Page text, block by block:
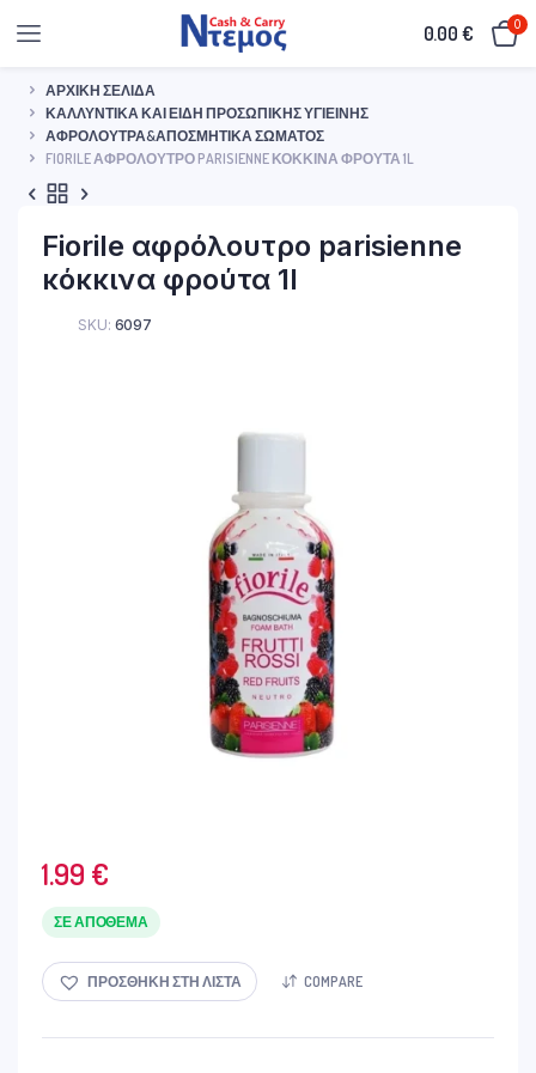
0.00€ 0
ΑΡΧΙΚΉ ΣΕΛΊΔΑ
ΚΑΛΛΥΝΤΙΚΆ ΚΑΙ ΕΊΔΗ ΠΡΟΣΩΠΙΚΉΣ ΥΓΙΕΙΝΉΣ
ΑΦΡΌΛΟΥΤΡΑ&ΑΠΟΣΜΗΤΙΚΆ ΣΏΜΑΤΟΣ
FIORILE ΑΦΡΌΛΟΥΤΡΟ PARISIENNE ΚΌΚΚΙΝΑ ΦΡΟΎΤΑ 1L
Fiorile αφρόλουτρο parisienne
κόκκινα φρούτα 1l
SKU: 6097
1.99 €
ΣΕ ΑΠΌΘΕΜΑ
ΠΡΟΣΘΉΚΗ ΣΤΗ ΛΊΣΤΑ COMPARE